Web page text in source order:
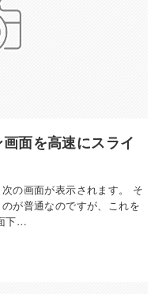
面を高速にスライ
の画面が表示されます。 そ
が普通なのですが、これを
下…